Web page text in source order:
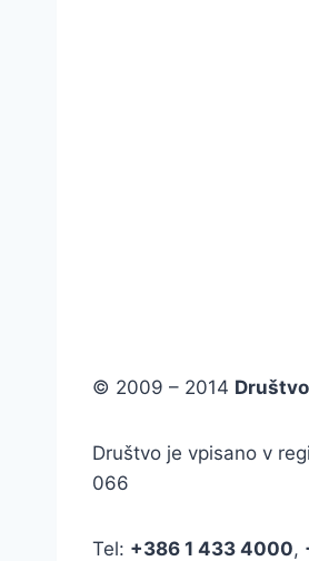
© 2009 – 2014
Društvo je vpisano v
066
Tel: +386 1 433 4000,